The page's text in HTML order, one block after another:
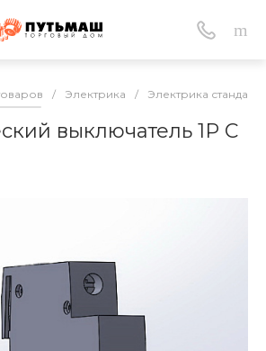
/ Электрика / Электрика
выключатель 1P С